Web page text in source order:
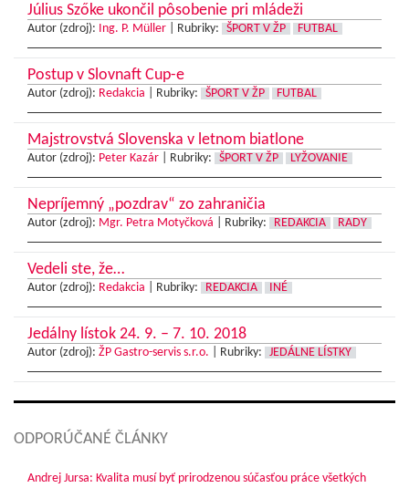
Július Szőke ukončil pôsobenie pri mládeži
Autor (zdroj): Ing. P. Müller Rubriky: ŠPORT V ŽP FUTBAL
Postup v Slovnaft Cup-e
Autor (zdroj): Redakcia Rubriky: ŠPORT V ŽP FUTBAL
Majstrovstvá Slovenska v letnom biatlone
Autor (zdroj): Peter Kazár Rubriky: ŠPORT V ŽP LYŽOVANIE
Nepríjemný „pozdrav“ zo zahraničia
Autor (zdroj): Mgr. Petra Motyčková Rubriky: REDAKCIA RADY
Vedeli ste, že…
Autor (zdroj): Redakcia Rubriky: REDAKCIA INÉ
Jedálny lístok 24. 9. – 7. 10. 2018
Autor (zdroj): ŽP Gastro-servis s.r.o. Rubriky: JEDÁLNE LÍSTKY
ODPORÚČANÉ ČLÁNKY
Andrej Jursa: Kvalita musí byť prirodzenou súčasťou práce všetkých